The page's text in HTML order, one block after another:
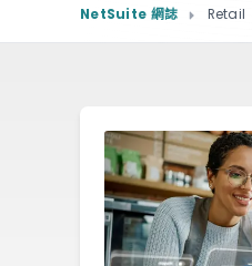
NetSuite 網誌 Retail